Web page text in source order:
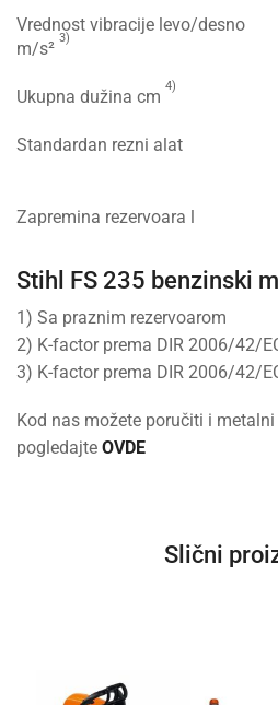
Vrednost vibracije levo/desno
m/s² 3)
Ukupna dužina cm 4)
Standardan rezni alat
Zapremina rezervoara l
Stihl FS 235 benzinski
1) Sa praznim rezervoarom
2) K-factor prema DIR 2006/42/
3) K-factor prema DIR 2006/42/
Kod nas možete poručiti i
pogledajte OVDE
Slični